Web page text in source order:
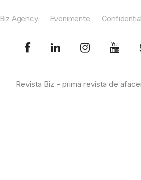
Biz Agency Evenimente
Revista Biz - prima revista de